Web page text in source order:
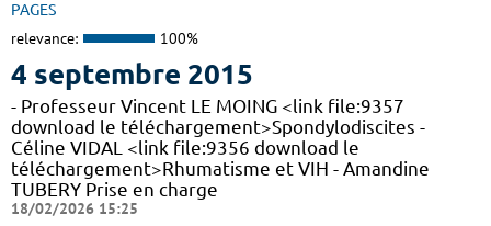
PAGES
relevance: 100%
4 septembre 2015
- Professeur Vincent LE MOING <link file:9357
download le téléchargement>Spondylodiscites -
Céline VIDAL <link file:9356 download le
téléchargement>Rhumatisme et VIH - Amandine
TUBERY Prise en charge
18/02/2026 15:25